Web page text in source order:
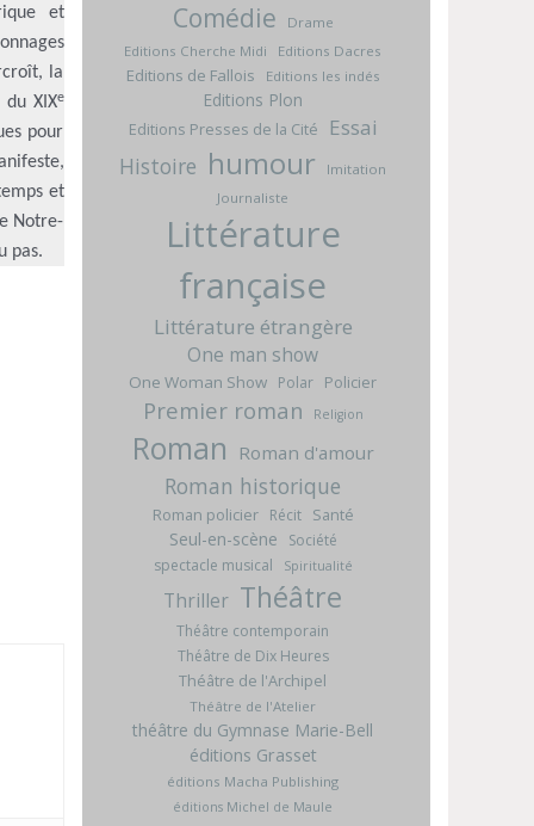
et
la
XIXe
pour
et
Notre-
pas.
Comédie
Drame
Editions Cherche Midi
Editions Dacres
Editions de Fallois Editions les indés
Editions Plon
Editions Presses de la Cité Essai
Histoire humour
Imitation
Journaliste
Littérature
française
Littérature étrangère
One man show
One Woman Show Polar Policier
Premier roman Religion
Roman Roman d'amour
Roman historique
Roman policier Récit Santé
Seul-en-scène
Société
spectacle musical
Spiritualité
Thriller Théâtre
Théâtre contemporain
Théâtre de Dix Heures
Théâtre de l'Archipel
Théâtre de l'Atelier
théâtre du Gymnase Marie-Bell
éditions Grasset
éditions Macha Publishing
éditions Michel de Maule